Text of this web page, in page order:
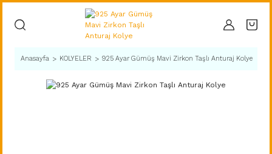
Anasayfa KOLYELER 925 Ayar Gümüş Mavi Zirkon Taşlı Anturaj Kolye